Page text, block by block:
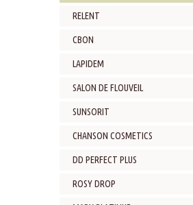
RELENT
CBON
LAPIDEM
SALON DE FLOUVEIL
SUNSORIT
CHANSON COSMETICS
DD PERFECT PLUS
ROSY DROP